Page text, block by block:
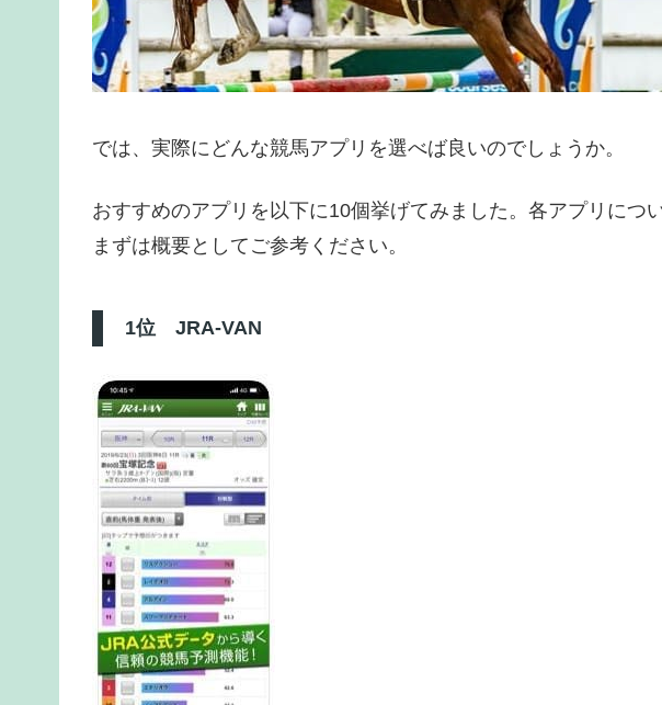
では、実際にどんな競馬アプリを選べば良いのでしょうか。
おすすめのアプリを以下に10個挙げてみました。各アプリにつ
まずは概要としてご参考ください。
1位 JRA-VAN